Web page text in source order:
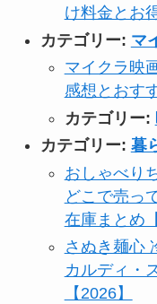
け料金とお
カテゴリー: マ
マイクラ映
感想とおす
カテゴリー:
カテゴリー: 暮
おしゃべり
どこで売っ
在庫まとめ
さぬき麺心
カルディ・
【2026】